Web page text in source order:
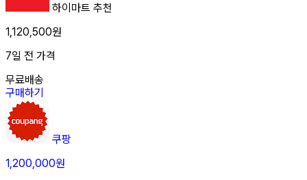
하이마트 추천
1,120,500원
7일 전 가격
무료배송
구매하기
쿠팡
1,200,000원